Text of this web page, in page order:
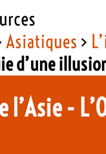
Asiatiques >
d’une
l’Asie -